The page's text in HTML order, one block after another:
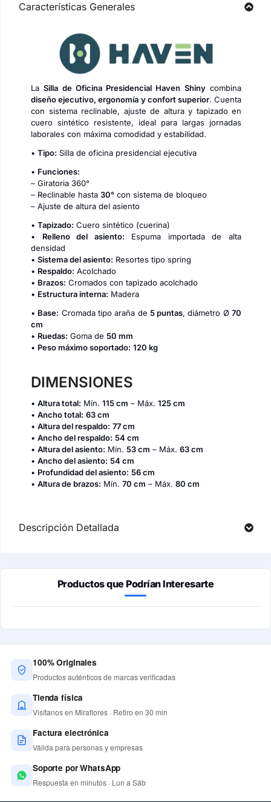
Características Generales
LaSilla de Oficina Presidencial Haven Shinycombina
diseño ejecutivo, ergonomía y confort superior. Cuenta
con sistema reclinable, ajuste de altura y tapizado en
cuero sintético resistente, ideal para largas jornadas
laborales con máxima comodidad y estabilidad.
• Tipo: Silla de oficina presidencial ejecutiva
• Funciones:
– Giratoria 360°
– Reclinable hasta 30° con sistema de bloqueo
– Ajuste de altura del asiento
• Tapizado: Cuero sintético (cuerina)
• Relleno del asiento: Espuma importada de alta
densidad
• Sistema del asiento: Resortes tipo spring
• Respaldo: Acolchado
• Brazos: Cromados con tapizado acolchado
• Estructura interna: Madera
• Base: Cromada tipo araña de 5 puntas, diámetro Ø70
cm
• Ruedas: Goma de 50 mm
• Peso máximo soportado: 120 kg
DIMENSIONES
• Altura total: Mín. 115 cm – Máx. 125 cm
• Ancho total: 63 cm
• Altura del respaldo: 77 cm
• Ancho del respaldo: 54 cm
• Altura del asiento: Mín. 53 cm – Máx. 63 cm
• Ancho del asiento: 54 cm
• Profundidad del asiento: 56 cm
• Altura de brazos: Mín. 70 cm – Máx. 80 cm
Descripción Detallada
Productos que Podrían Interesarte
100% Originales
Productos auténticos de marcas verificadas
Tienda física
Visítanos en Miraflores · Retiro en 30 min
Factura electrónica
Válida para personas y empresas
Soporte por WhatsApp
Respuesta en minutos · Lun a Sáb